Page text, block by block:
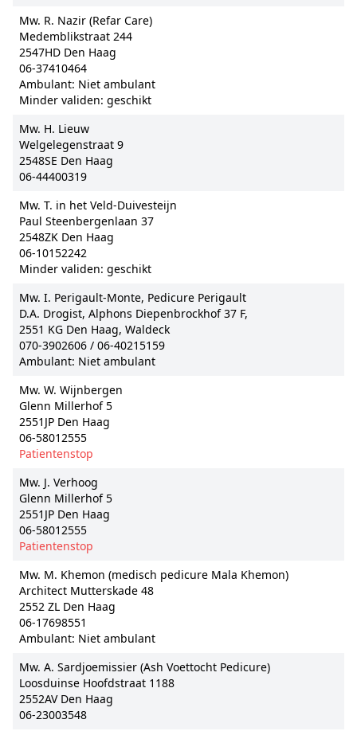
Mw. R. Nazir (Refar Care)
Medemblikstraat 244
2547HD Den Haag
06-37410464
Ambulant: Niet ambulant
Minder validen: geschikt
Mw. H. Lieuw
Welgelegenstraat 9
2548SE Den Haag
06-44400319
Mw. T. in het Veld-Duivesteijn
Paul Steenbergenlaan 37
2548ZK Den Haag
06-10152242
Minder validen: geschikt
Mw. I. Perigault-Monte, Pedicure Perigault
D.A. Drogist, Alphons Diepenbrockhof 37 F,
2551 KG Den Haag, Waldeck
070-3902606 / 06-40215159
Ambulant: Niet ambulant
Mw. W. Wijnbergen
Glenn Millerhof 5
2551JP Den Haag
06-58012555
Patientenstop
Mw. J. Verhoog
Glenn Millerhof 5
2551JP Den Haag
06-58012555
Patientenstop
Mw. M. Khemon (medisch pedicure Mala Khemon)
Architect Mutterskade 48
2552 ZL Den Haag
06-17698551
Ambulant: Niet ambulant
Mw. A. Sardjoemissier (Ash Voettocht Pedicure)
Loosduinse Hoofdstraat 1188
2552AV Den Haag
06-23003548